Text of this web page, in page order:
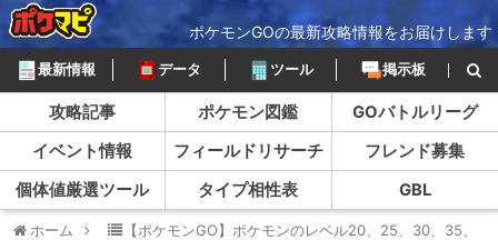
ポケモンGOの最新攻略情報をお届けします
最新情報 データ ツール 掲示板
攻略記事 ポケモン図鑑
GOバトルリーグ
イベント情報
フィールドリサーチ
フレンド募集
個体値厳選ツール
タイプ相性表 GBL
ホーム
【ポケモンGO】ポケモンのレベル20、25、30、35、